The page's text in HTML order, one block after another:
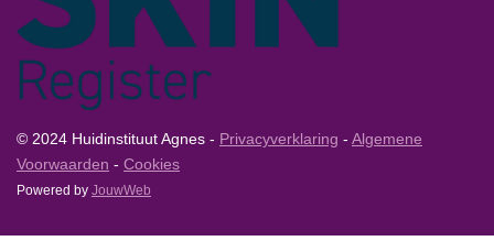
© 2024 Huidinstituut Agnes - Privacyverklaring - Algemene
Voorwaarden - Cookies
Powered by JouwWeb